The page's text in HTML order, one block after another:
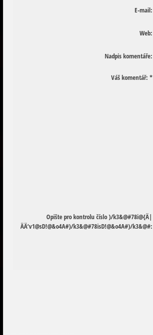
E-mail:
Web:
Nadpis komentáře:
Váš komentář: *
Opište pro kontrolu číslo)/k3&@#78i@{Ä|
ÄÄ‘v1@sD!@&o4A#)/k3&@#78isD!@&o4A#)/k3&@#: